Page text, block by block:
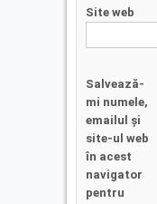
Site web
Salvează-
mi numele,
emailul și
site-ul web
în acest
navigator
pentru